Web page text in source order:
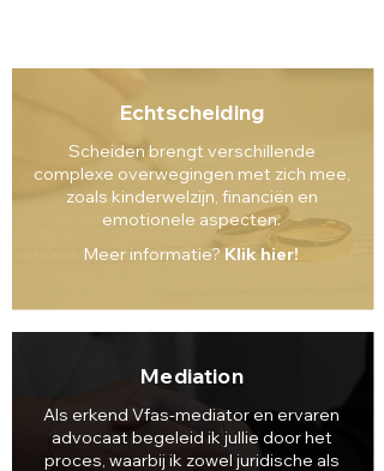
Echtscheiding
Scheiden brengt verschillende
complexe overwegingen met zich mee,
zoals kinderwelzijn, financiën en
emotionele aspecten.
Meer informatie?Klik hier!
Mediation
Als erkend Vfas-mediator en ervaren
advocaat begeleid ik jullie door het
proces, waarbij ik zowel juridische als